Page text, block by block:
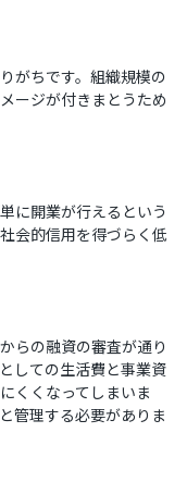
がちです。組織規模の
ージが付きまとうため
に開業が行えるという
会的信用を得づらく低
らの融資の審査が通り
しての生活費と事業資
くくなってしまいま
管理する必要がありま